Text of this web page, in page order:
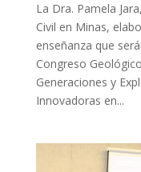
La Dra. Pamela
Civil en Minas,
enseñanza que
Congreso
Generaciones y
Innovadoras en...